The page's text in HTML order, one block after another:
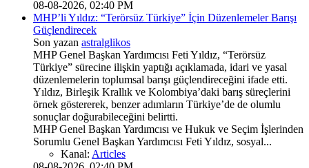
08-08-2026, 02:40 PM
MHP’li Yıldız: “Terörsüz Türkiye” İçin Düzenlemeler Barışı
Güçlendirecek
Son yazan astralglikos
MHP Genel Başkan Yardımcısı Feti Yıldız, “Terörsüz
Türkiye” sürecine ilişkin yaptığı açıklamada, idari ve yasal
düzenlemelerin toplumsal barışı güçlendireceğini ifade etti.
Yıldız, Birleşik Krallık ve Kolombiya’daki barış süreçlerini
örnek göstererek, benzer adımların Türkiye’de de olumlu
sonuçlar doğurabileceğini belirtti.
MHP Genel Başkan Yardımcısı ve Hukuk ve Seçim İşlerinden
Sorumlu Genel Başkan Yardımcısı Feti Yıldız, sosyal...
Kanal: Articles